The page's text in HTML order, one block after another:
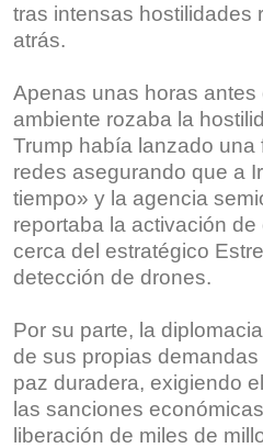
tras intensas hostilidades
atrás.
Apenas unas horas antes
ambiente rozaba la
Trump había lanzado una
redes asegurando que a
tiempo» y la agencia
reportaba la activación
cerca del estratégico
detección de drones.
Por su parte, la
de sus propias
paz duradera, exigiendo
las sanciones
liberación de miles de